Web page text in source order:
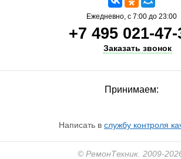
Ежедневно, с 7:00 до 23:00
+7 495 021-47-
Заказать звонок
Принимаем:
Написать в службу контроля
© РемонТехник. 2009-